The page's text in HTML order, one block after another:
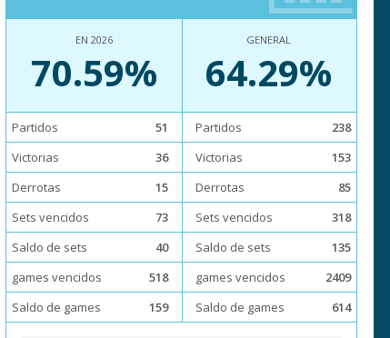
EN 2026
70.59%
Partidos
51
Victorias
36
Derrotas
15
Sets vencidos
73
Saldo de sets
40
games vencidos
518
Saldo de games
159
GENERAL
64.29%
Partidos
238
Victorias
153
Derrotas
85
Sets vencidos
318
Saldo de sets
135
games vencidos
2409
Saldo de games
614